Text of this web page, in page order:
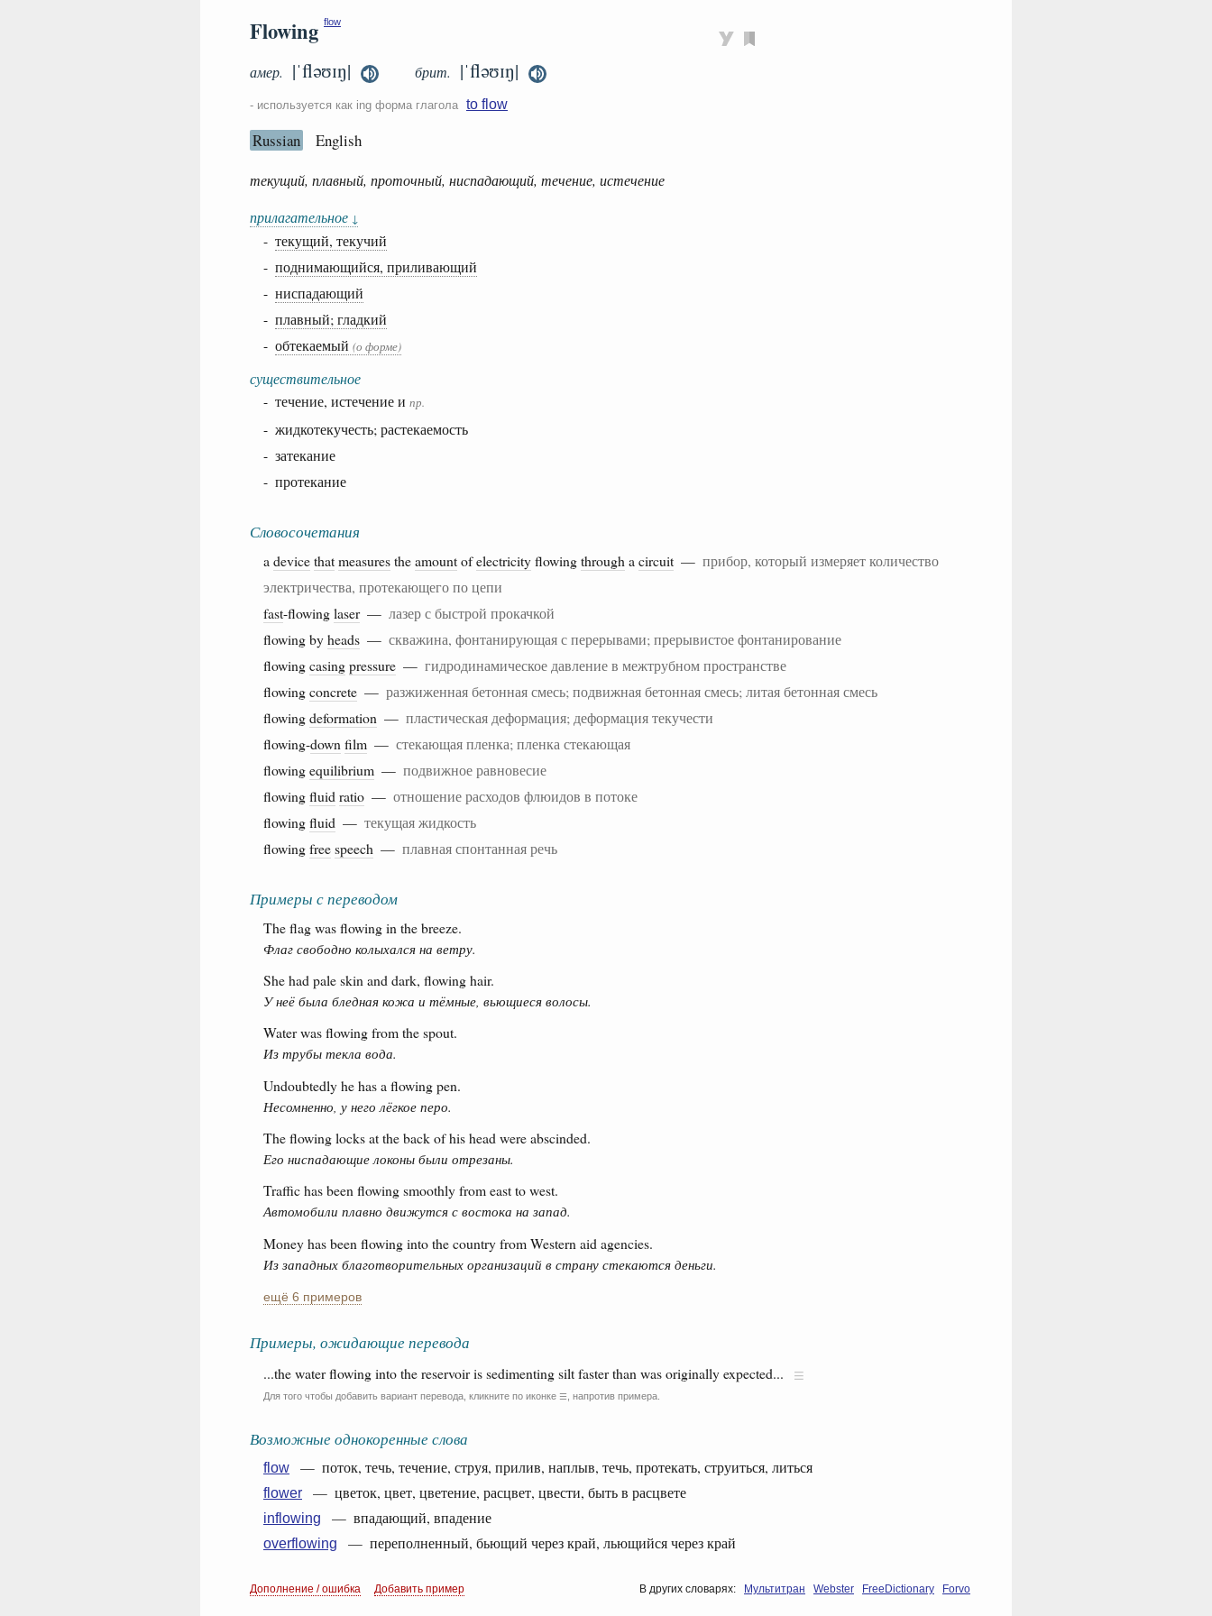
Flowing flow
амер. |ˈfləʊɪŋ| брит. |ˈfləʊɪŋ|
- используется как ing форма глагола to flow
Russian English
текущий, плавный, проточный, ниспадающий, течение, истечение
прилагательное ↓
- текущий, текучий
- поднимающийся, приливающий
- ниспадающий
- плавный; гладкий
- обтекаемый (о форме)
существительное
- течение, истечение и пр.
- жидкотекучесть; растекаемость
- затекание
- протекание
Словосочетания
a devicethatmeasurestheamountofelectricityflowingthrough a circuit — прибор, который измеряет количество
электричества, протекающего по цепи
fast-flowinglaser— лазер с быстрой прокачкой
flowing byheads — скважина, фонтанирующая с перерывами; прерывистое фонтанирование
flowingcasingpressure — гидродинамическое давление в межтрубном пространстве
flowingconcrete — разжиженная бетонная смесь; подвижная бетонная смесь; литая бетонная смесь
flowingdeformation — пластическая деформация; деформация текучести
flowing-down film — стекающая пленка; пленка стекающая
flowingequilibrium — подвижное равновесие
flowingfluid ratio — отношение расходов флюидов в потоке
flowingfluid — текущая жидкость
flowingfreespeech — плавная спонтанная речь
Примеры с переводом
The flag was flowing in the breeze.
Флаг свободно колыхался на ветру.
She had pale skin and dark, flowing hair.
У неё была бледная кожа и тёмные, вьющиеся волосы.
Water was flowing from the spout.
Из трубы текла вода.
Undoubtedly he has a flowing pen.
Несомненно, у него лёгкое перо.
The flowing locks at the back of his head were abscinded.
Его ниспадающие локоны были отрезаны.
Traffic has been flowing smoothly from east to west.
Автомобили плавно движутся с востока на запад.
Money has been flowing into the country from Western aid agencies.
Из западных благотворительных организаций в страну стекаются деньги.
ещё 6 примеров
Примеры, ожидающие перевода
...the water flowing into the reservoir is sedimenting silt faster than was originally expected...
Для того чтобы добавить вариант перевода, кликните по иконке ☰ , напротив примера.
Возможные однокоренные слова
flow — поток, течь, течение, струя, прилив, наплыв, течь, протекать, струиться, литься
flower — цветок, цвет, цветение, расцвет, цвести, быть в расцвете
inflowing — впадающий, впадение
overflowing — переполненный, бьющий через край, льющийся через край
Дополнение / ошибка Добавить пример В других словарях: Мультитран Webster FreeDictionary Forvo